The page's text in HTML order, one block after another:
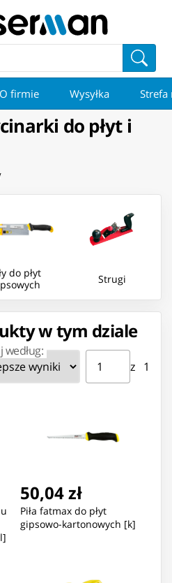
O firmie Wysyłka Strefa
do płyt i
do płyt
Strugi
w tym dziale
według: Strona ⁨1⁩ z ⁨1⁩
z ⁨1⁩
Przejdź do strony
50,04 zł
Piła fatmax do płyt
gipsowo-kartonowych [k]